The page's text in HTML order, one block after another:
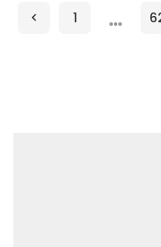
1 …